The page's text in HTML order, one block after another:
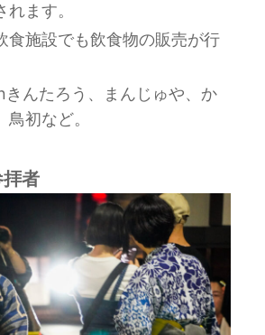
ます。
食施設でも飲食物の販売が行
んたろう、まんじゅや、か
初など。
拝者